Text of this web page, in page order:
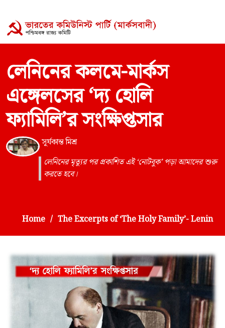
লেনিনের কলমে-মার্কস
এঙ্গেলসের ‘দ্য হোলি
ফ্যামিলি’র সংক্ষিপ্তসার
সূর্যকান্ত মিশ্র
লেনিনের মৃত্যুর পর প্রকাশিত এই ‘নোটবুক’ পড়া আমাদের শুরু
করতে হবে।
Home The Excerpts of ‘The Holy Family’- Lenin